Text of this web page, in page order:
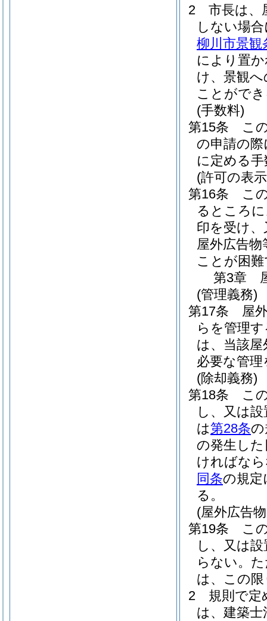
2
市長は、
しない場
柳川市景観
により置
け、景観
ことがで
(手数料)
第15条
こ
の申請の際
に定める
(許可の表
第16条
こ
るところ
印を受け
屋外広告
ことが困
第3章
(管理義務)
第17条
屋
らを管理
は、当該
必要な管
(除却義務)
第18条
こ
し、又は
は第28条
の発生し
ければな
同条の規定
る。
(屋外広告
第19条
こ
し、又は
らない。
は、この
2
規則で定
は、建築士